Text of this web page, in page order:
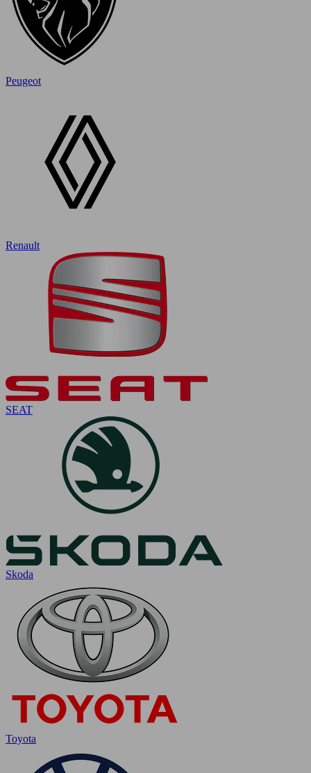
Peugeot
Renault
SEAT
Skoda
Toyota